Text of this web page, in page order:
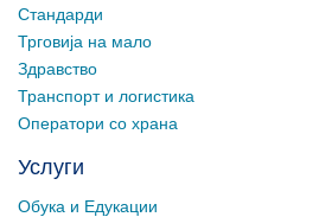
Стандарди
Трговија на мало
Здравство
Транспорт и логистика
Оператори со храна
Услуги
Обука и Едукации